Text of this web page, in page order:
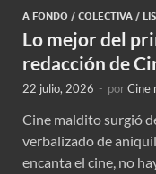
A FONDO / COLECTIVA /
Lo mejor del
redacción de
22 julio, 2026 - porCine
Cine maldito surgió
verbalizado de
encanta el cine, no